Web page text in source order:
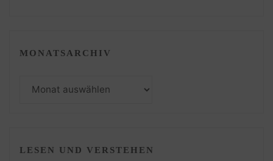
MONATSARCHIV
LESEN UND VERSTEHEN